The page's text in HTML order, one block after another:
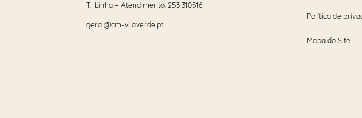
T. Linha + Atendimento: 253 310516
geral@cm-vilaverde.pt
Política de
Mapa do Site